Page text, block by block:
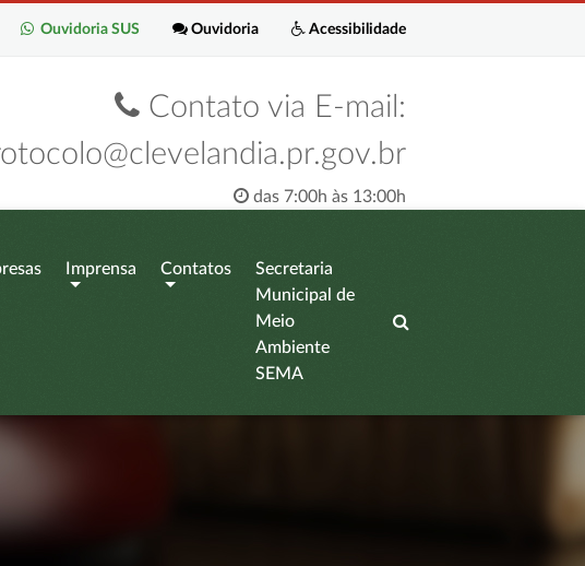
Acessibilidade
Ouvidoria
Ouvidoria SUS
Contato via E-mail:
das 7:00h às 13:00h
Imprensa Contatos
Secretaria
Municipal de
Meio
Ambiente
SEMA